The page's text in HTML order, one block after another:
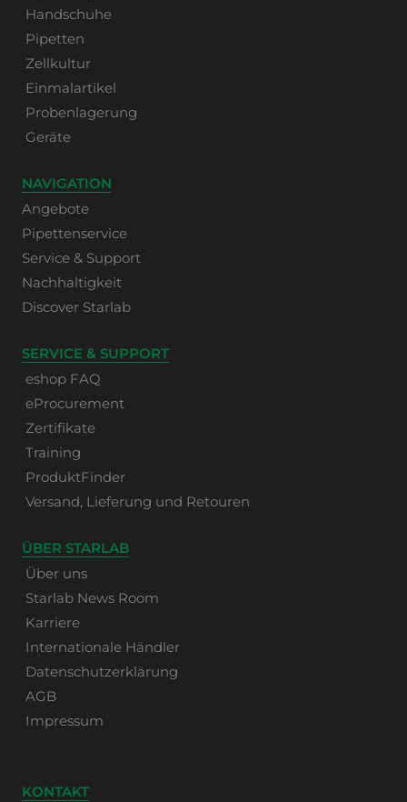
Handschuhe
Pipetten
Zellkultur
Einmalartikel
Probenlagerung
Geräte
NAVIGATION
Angebote
Pipettenservice
Service & Support
Nachhaltigkeit
Discover Starlab
SERVICE & SUPPORT
eshop FAQ
eProcurement
Zertifikate
Training
ProduktFinder
Versand, Lieferung und Retouren
ÜBER STARLAB
Über uns
Starlab News Room
Karriere
Internationale Händler
Datenschutzerklärung
AGB
Impressum
KONTAKT